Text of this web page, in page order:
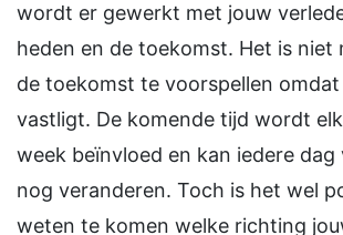
wordt er gewerkt met jouw
heden en de toekomst. Het is niet
de toekomst te voorspellen
vastligt. De komende tijd wordt
week beïnvloed en kan iedere dag
nog veranderen. Toch is het wel
weten te komen welke richting